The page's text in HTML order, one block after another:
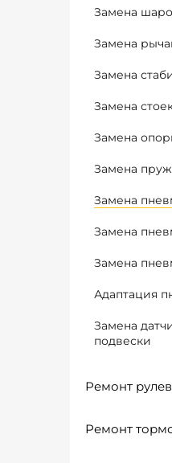
Замена
Замена
Замена
Замена
Замена
Замена
Замена
Замена
Замена
Адаптация
Замена
подвески
Ремонт
Ремонт